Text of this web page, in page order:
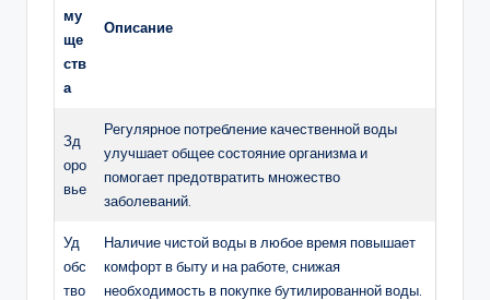
му
ще
ств
а
Описание
Зд
оро
вье
Регулярное потребление качественной воды
улучшает общее состояние организма и
помогает предотвратить множество
заболеваний.
Уд
обс
тво
Наличие чистой воды в любое время повышает
комфорт в быту и на работе, снижая
необходимость в покупке бутилированной воды.